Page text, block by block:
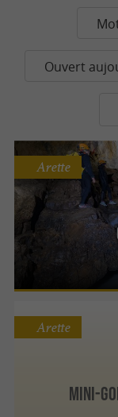
Ouvert
Arette
MINI-
Arette